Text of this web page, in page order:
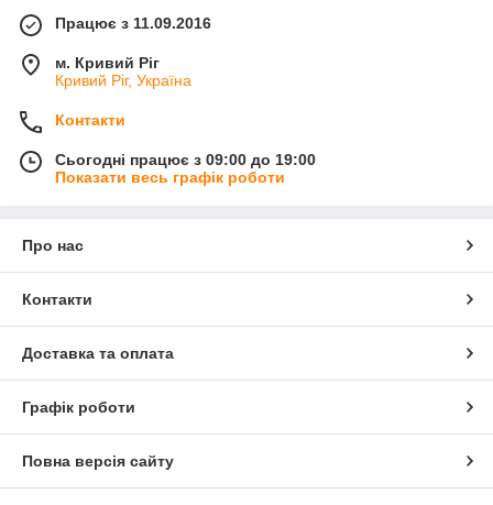
Працює з 11.09.2016
м. Кривий Ріг
Кривий Ріг, Україна
Контакти
Сьогодні працює з 09:00 до 19:00
Показати весь графік роботи
Про нас
Контакти
Доставка та оплата
Графік роботи
Повна версія сайту